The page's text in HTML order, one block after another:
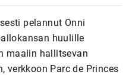
pelannut Onni
huulille
maalin hallitsevan
verkkoon Parc de Princes